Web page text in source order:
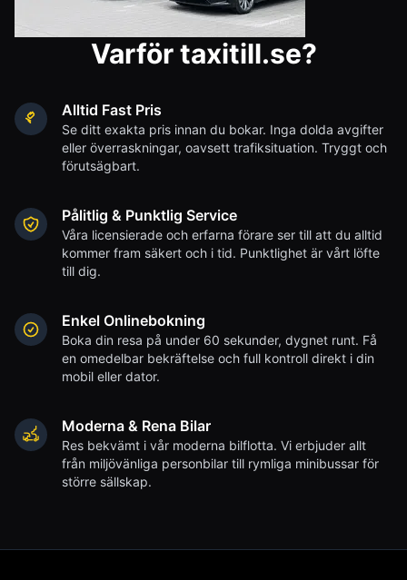
Varför taxitill.se?
Alltid Fast Pris
Se ditt exakta pris innan du bokar. Inga dolda avgifter
eller överraskningar, oavsett trafiksituation. Tryggt och
förutsägbart.
Pålitlig & Punktlig Service
Våra licensierade och erfarna förare ser till att du alltid
kommer fram säkert och i tid. Punktlighet är vårt löfte
till dig.
Enkel Onlinebokning
Boka din resa på under 60 sekunder, dygnet runt. Få
en omedelbar bekräftelse och full kontroll direkt i din
mobil eller dator.
Moderna & Rena Bilar
Res bekvämt i vår moderna bilflotta. Vi erbjuder allt
från miljövänliga personbilar till rymliga minibussar för
större sällskap.